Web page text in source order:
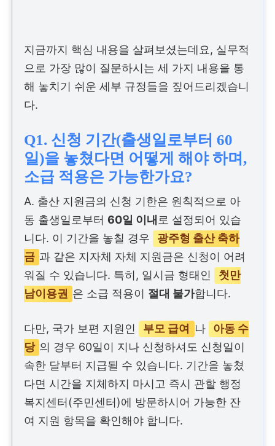
지금까지 핵심 내용을 살펴보셨는데요, 실무적
으로 가장 많이 질문하시는 세 가지 내용을 통
해 놓치기 쉬운 세부 규정들을 짚어드리겠습니
다.
Q1. 신청 기간(출생일로부터 60
일)을 놓쳤다면 어떻게 해야 하며,
소급 적용은 가능한가요?
A. 출산 지원금의 신청 기한은 원칙적으로 아
동 출생일로부터 60일 이내 로 설정되어 있습
니다. 이 기간을 놓칠 경우
광주형 출산 축하
금 과 같은 지자체 자체 지원금은 신청이 어려
워질 수 있습니다. 특히, 일시금 형태인
첫만
남이용권 은 소급 적용이 절대 불가합니다.
다만, 국가 보편 지원인 부모 급여 나
아동 수
당 의 경우 60일이 지나 신청하셔도 신청일이
속한 달부터 지급될 수 있습니다. 기간을 놓쳤
다면 시간을 지체하지 마시고 즉시 관할 행정
복지센터(주민센터)에 방문하시어 가능한 잔
여 지원 항목을 확인해야 합니다.